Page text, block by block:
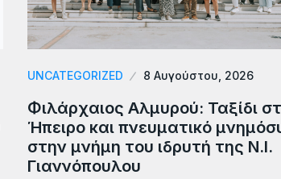
UNCATEGORIZED 8 Αυγούστου, 2026
Φιλάρχαιος Αλμυρού: Ταξίδι
Ήπειρο και πνευματικό
στην μνήμη του ιδρυτή της Ν.Ι.
Γιαννόπουλου